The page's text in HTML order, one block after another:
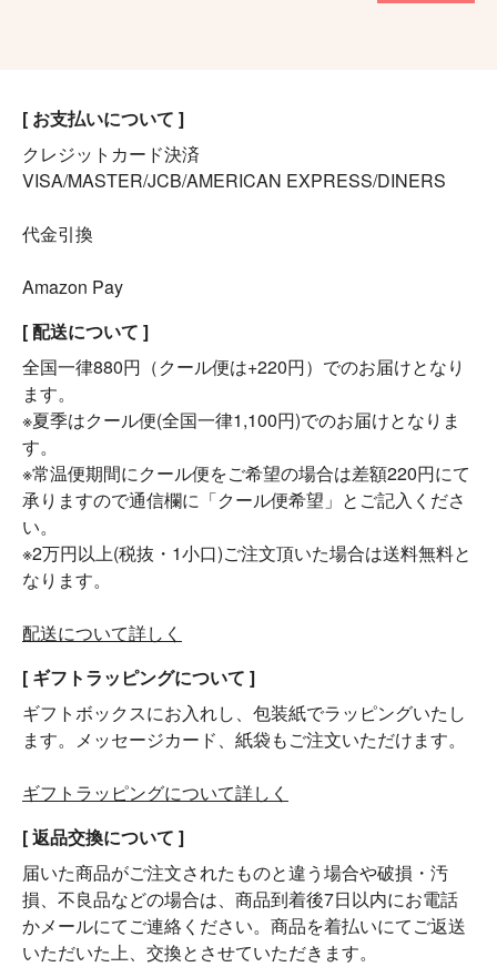
[ お支払いについて ]
クレジットカード決済
VISA/MASTER/JCB/AMERICAN EXPRESS/DINERS
代金引換
Amazon Pay
[ 配送について ]
全国一律880円（クール便は+220円）でのお届けとなり
ます。
※夏季はクール便(全国一律1,100円)でのお届けとなりま
す。
※常温便期間にクール便をご希望の場合は差額220円にて
承りますので通信欄に「クール便希望」とご記入くださ
い。
※2万円以上(税抜・1小口)ご注文頂いた場合は送料無料と
なります。
配送について詳しく
[ ギフトラッピングについて ]
ギフトボックスにお入れし、包装紙でラッピングいたし
ます。メッセージカード、紙袋もご注文いただけます。
ギフトラッピングについて詳しく
[ 返品交換について ]
届いた商品がご注文されたものと違う場合や破損・汚
損、不良品などの場合は、商品到着後7日以内にお電話
かメールにてご連絡ください。商品を着払いにてご返送
いただいた上、交換とさせていただきます。